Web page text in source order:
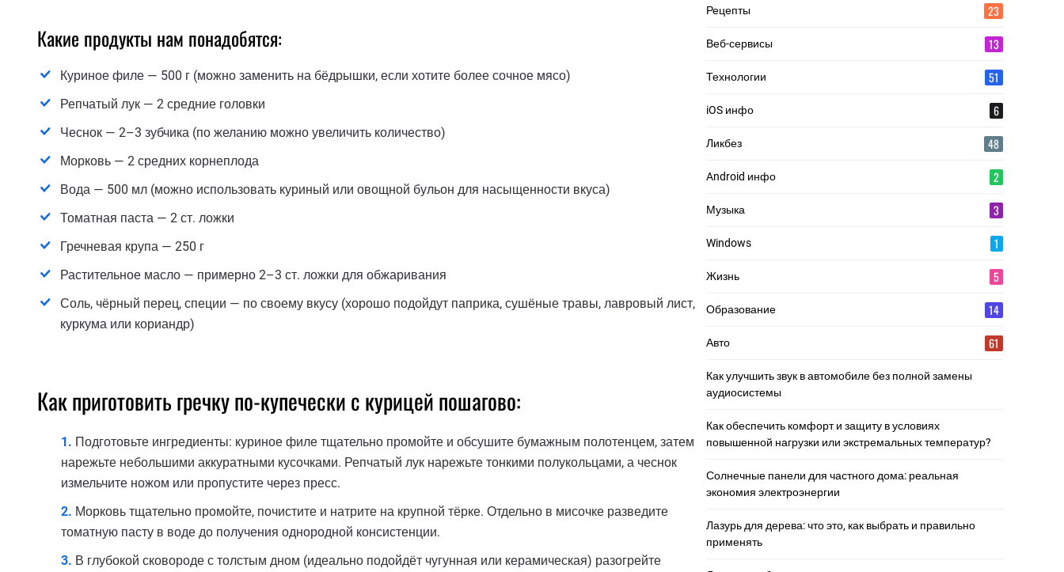
Какие продукты нам понадобятся:
Куриное филе — 500 г (можно заменить на бёдрышки, если хотите более сочное мясо)
Репчатый лук — 2 средние головки
Чеснок — 2–3 зубчика (по желанию можно увеличить количество)
Морковь — 2 средних корнеплода
Вода — 500 мл (можно использовать куриный или овощной бульон для насыщенности вкуса)
Томатная паста — 2 ст. ложки
Гречневая крупа — 250 г
Растительное масло — примерно 2–3 ст. ложки для обжаривания
Соль, чёрный перец, специи — по своему вкусу (хорошо подойдут паприка, сушёные травы, лавровый лист,
куркума или кориандр)
Как приготовить гречку по-купечески с курицей пошагово:
Подготовьте ингредиенты: куриное филе тщательно промойте и обсушите бумажным полотенцем, затем
нарежьте небольшими аккуратными кусочками. Репчатый лук нарежьте тонкими полукольцами, а чеснок
измельчите ножом или пропустите через пресс.
Морковь тщательно промойте, почистите и натрите на крупной тёрке. Отдельно в мисочке разведите
томатную пасту в воде до получения однородной консистенции.
В глубокой сковороде с толстым дном (идеально подойдёт чугунная или керамическая) разогрейте
Рецепты 23
Веб-сервисы 13
Технологии 51
iOS инфо 6
Ликбез 48
Android инфо 2
Музыка 3
Windows 1
Жизнь 5
Образование 14
Авто 61
Как улучшить звук в автомобиле без полной замены
аудиосистемы
Как обеспечить комфорт и защиту в условиях
повышенной нагрузки или экстремальных температур?
Солнечные панели для частного дома: реальная
экономия электроэнергии
Лазурь для дерева: что это, как выбрать и правильно
применять